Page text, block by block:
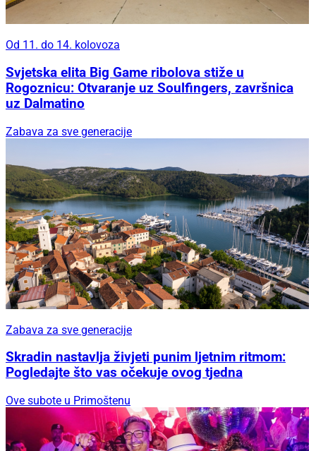
Od 11. do 14. kolovoza
Svjetska elita Big Game ribolova stiže u
Rogoznicu: Otvaranje uz Soulfingers, završnica
uz Dalmatino
Zabava za sve generacije
Zabava za sve generacije
Skradin nastavlja živjeti punim ljetnim ritmom:
Pogledajte što vas očekuje ovog tjedna
Ove subote u Primoštenu